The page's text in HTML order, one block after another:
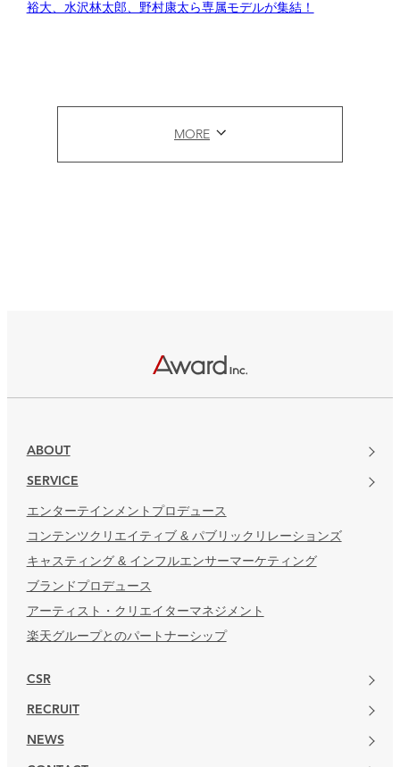
裕大、水沢林太郎、野村康太ら専属モデルが集結！
MORE
ABOUT
SERVICE
エンターテインメントプロデュース
コンテンツクリエイティブ & パブリックリレーションズ
キャスティング & インフルエンサーマーケティング
ブランドプロデュース
アーティスト・クリエイターマネジメント
楽天グループとのパートナーシップ
CSR
RECRUIT
NEWS